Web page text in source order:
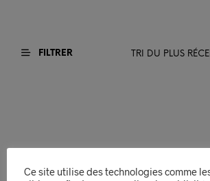
FILTRER
Ce site utilise des technologies comme